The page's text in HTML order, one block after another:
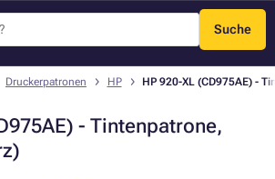
Suche
Menü
Druckerpatronen HP HP 920-XL (CD975AE) -
- Tintenpatrone,